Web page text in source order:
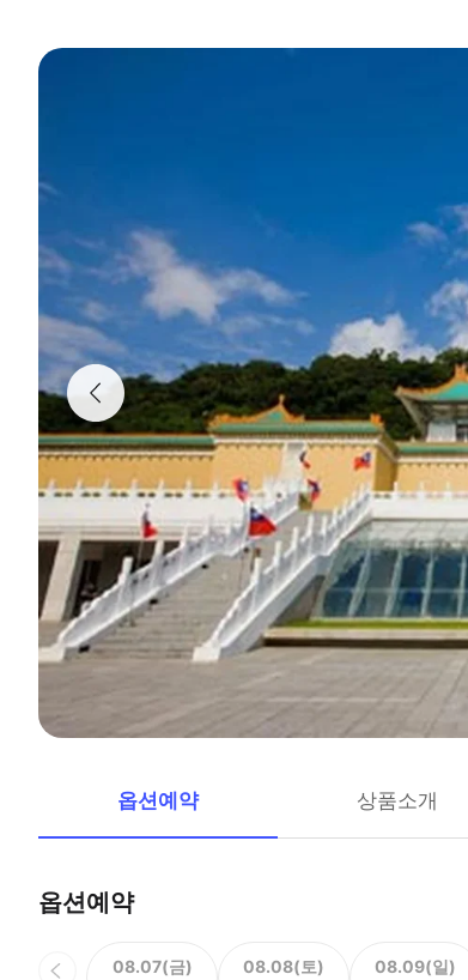
옵션예약 상품소개
옵션예약
08.07(금) 08.08(토) 08.09(일)